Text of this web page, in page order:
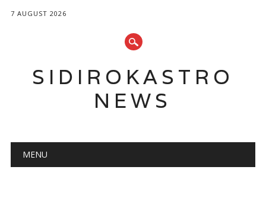
7 AUGUST 2026
SIDIROKASTRO
NEWS
Main menu
MENU